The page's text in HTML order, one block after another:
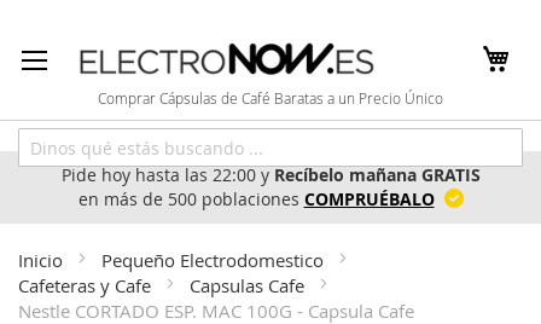
al
contenido
Comprar Cápsulas de Café Baratas a un Precio Único
Pide hoy hasta las 22:00 yRecíbelo mañana GRATIS
en más de 500 poblaciones COMPRUÉBALO
Inicio
Pequeño Electrodomestico
Cafeteras y Cafe
Capsulas Cafe
Nestle CORTADO ESP. MAC 100G - Capsula Cafe